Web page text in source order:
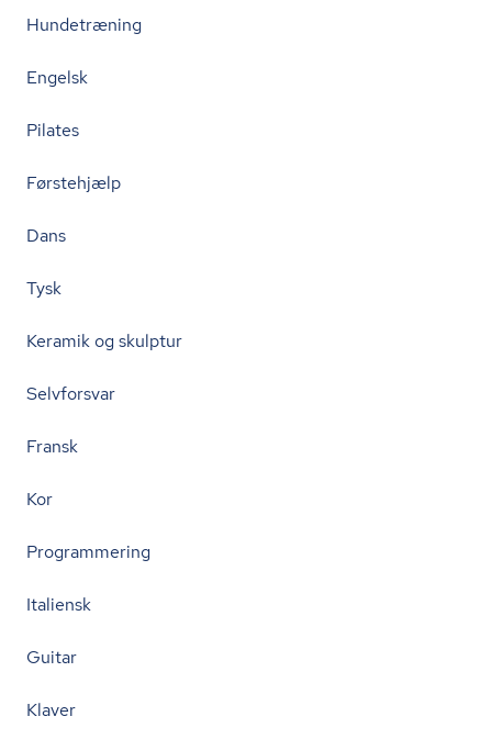
Hundetræning
Engelsk
Pilates
Førstehjælp
Dans
Tysk
Keramik og skulptur
Selvforsvar
Fransk
Kor
Programmering
Italiensk
Guitar
Klaver